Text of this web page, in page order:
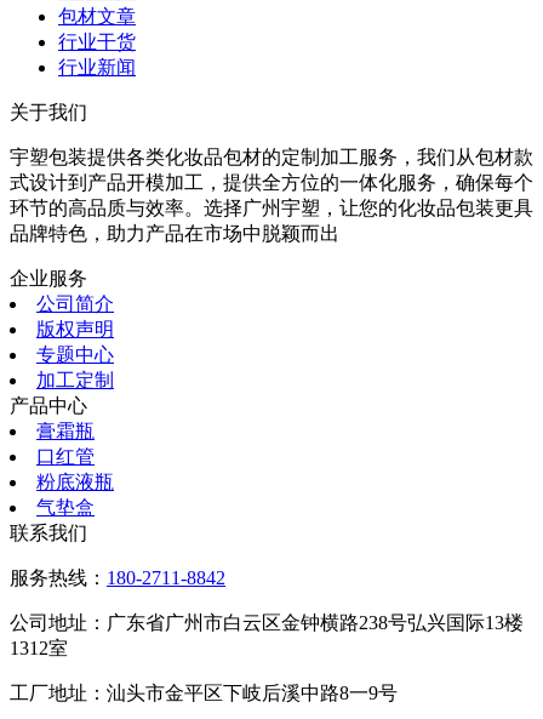
包材文章
行业干货
行业新闻
关于我们
宇塑包装提供各类化妆品包材的定制加工服务，我们从包材款
式设计到产品开模加工，提供全方位的一体化服务，确保每个
环节的高品质与效率。选择广州宇塑，让您的化妆品包装更具
品牌特色，助力产品在市场中脱颖而出
企业服务
公司简介
版权声明
专题中心
加工定制
产品中心
膏霜瓶
口红管
粉底液瓶
气垫盒
联系我们
服务热线： 180-2711-8842
公司地址：广东省广州市白云区金钟横路238号弘兴国际13楼
1312室
工厂地址：汕头市金平区下岐后溪中路8一9号